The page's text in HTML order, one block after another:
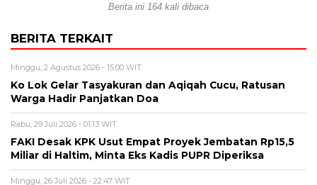
Berita ini 164 kali dibaca
BERITA TERKAIT
Minggu, 2 Agustus 2026 - 15:00 WIT
Ko Lok Gelar Tasyakuran dan Aqiqah Cucu, Ratusan
Warga Hadir Panjatkan Doa
Rabu, 29 Juli 2026 - 01:13 WIT
FAKI Desak KPK Usut Empat Proyek Jembatan Rp15,5
Miliar di Haltim, Minta Eks Kadis PUPR Diperiksa
Minggu, 26 Juli 2026 - 22:47 WIT